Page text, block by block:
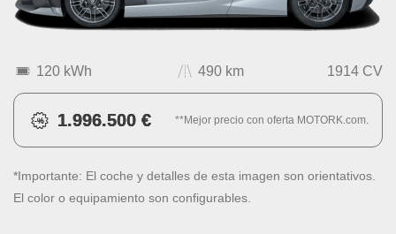
120 kWh 490 km 1914 CV
1.996.500 € **Mejor precio con oferta MOTORK.com.
*Importante: El coche y detalles de esta imagen son orientativos.
El color o equipamiento son configurables.